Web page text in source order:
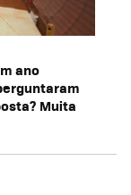
ano
Muita